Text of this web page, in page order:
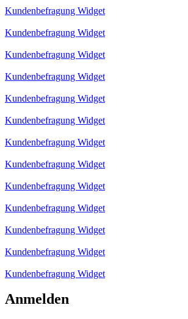
Kundenbefragung Widget
Kundenbefragung Widget
Kundenbefragung Widget
Kundenbefragung Widget
Kundenbefragung Widget
Kundenbefragung Widget
Kundenbefragung Widget
Kundenbefragung Widget
Kundenbefragung Widget
Kundenbefragung Widget
Kundenbefragung Widget
Kundenbefragung Widget
Kundenbefragung Widget
Anmelden